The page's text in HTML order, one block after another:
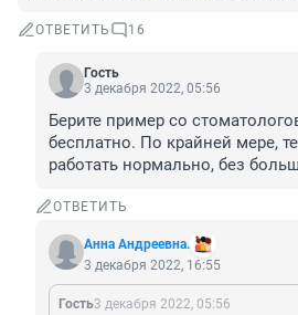
ОТВЕТИТЬ 16
Гость
3 декабря 2022, 05:56
Берите пример со
бесплатно. По крайней мере,
работать нормально, без
ОТВЕТИТЬ
Анна Андреевна.
3 декабря 2022, 16:55
Гость3 декабря 2022, 05:56